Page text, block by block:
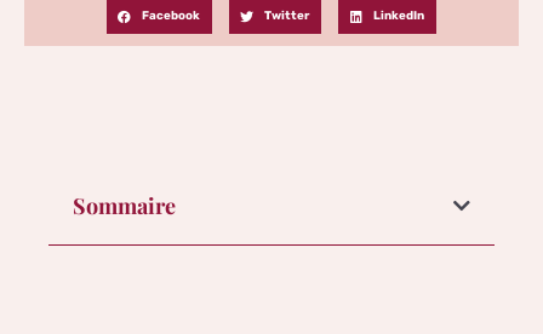
Facebook Twitter LinkedIn
Sommaire